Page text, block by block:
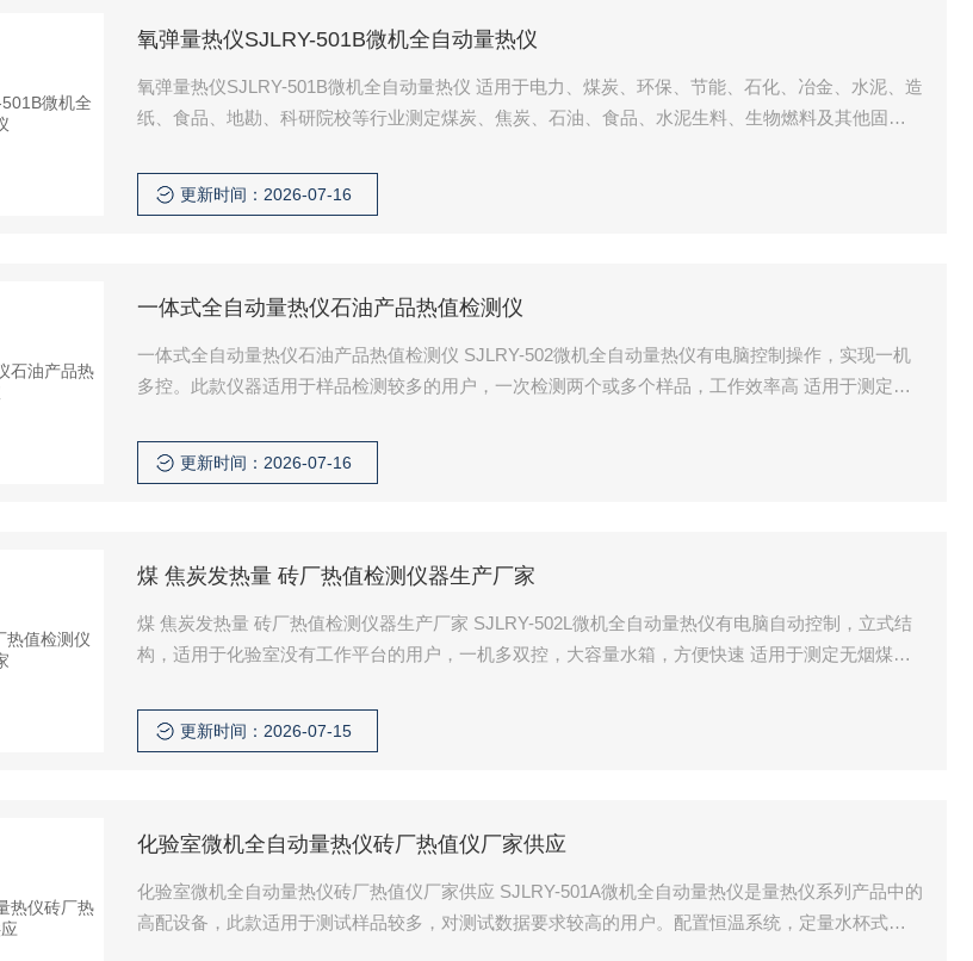
氧弹量热仪SJLRY-501B微机全自动量热仪
氧弹量热仪SJLRY-501B微机全自动量热仪 适用于电力、煤炭、环保、节能、石化、冶金、水泥、造
纸、食品、地勘、科研院校等行业测定煤炭、焦炭、石油、食品、水泥生料、生物燃料及其他固体
更新时间：2026-07-16
一体式全自动量热仪石油产品热值检测仪
一体式全自动量热仪石油产品热值检测仪 SJLRY-502微机全自动量热仪有电脑控制操作，实现一机
多控。此款仪器适用于样品检测较多的用户，一次检测两个或多个样品，工作效率高 适用于测定无
更新时间：2026-07-16
煤 焦炭发热量 砖厂热值检测仪器生产厂家
煤 焦炭发热量 砖厂热值检测仪器生产厂家 SJLRY-502L微机全自动量热仪有电脑自动控制，立式结
构，适用于化验室没有工作平台的用户，一机多双控，大容量水箱，方便快速 适用于测定无烟煤、
更新时间：2026-07-15
化验室微机全自动量热仪砖厂热值仪厂家供应
化验室微机全自动量热仪砖厂热值仪厂家供应 SJLRY-501A微机全自动量热仪是量热仪系列产品中的
高配设备，此款适用于测试样品较多，对测试数据要求较高的用户。配置恒温系统，定量水杯式恒